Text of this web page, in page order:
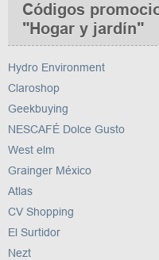
Códigos
"Hogar y jardín"
Hydro Environment
Claroshop
Geekbuying
NESCAFÉ Dolce Gusto
West elm
Grainger México
Atlas
CV Shopping
El Surtidor
Nezt